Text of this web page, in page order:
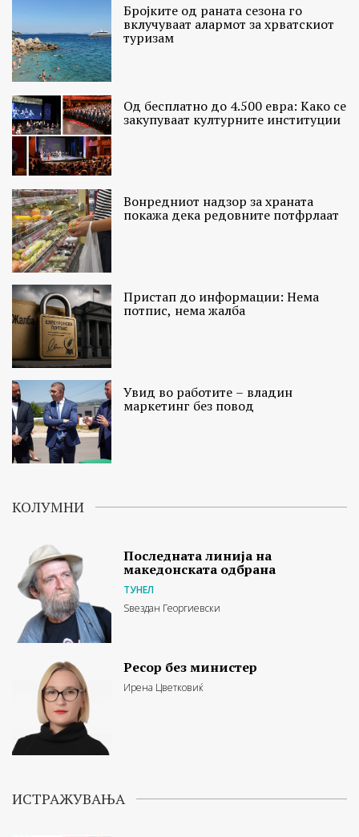
Бројките од раната сезона го
вклучуваат алармот за хрватскиот
туризам
Од бесплатно до 4.500 евра: Како се
закупуваат културните институции
Вонредниот надзор за храната
покажа дека редовните потфрлаат
Пристап до информации: Нема
потпис, нема жалба
Увид во работите – владин
маркетинг без повод
КОЛУМНИ
Последната линија на
македонската одбрана
ТУНЕЛ
Ѕвездан Георгиевски
Ресор без министер
Ирена Цветковиќ
ИСТРАЖУВАЊА